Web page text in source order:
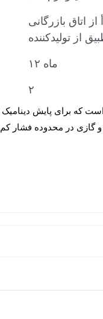
اتاق بازرگانی
از تولیدکننده
۱۲ ماه
۲